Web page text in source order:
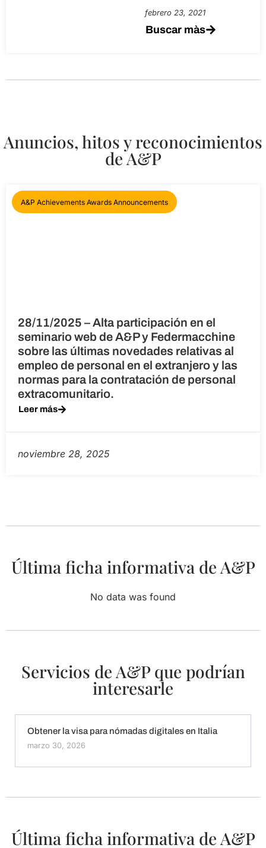
febrero 23, 2021
Buscar màs
Anuncios, hitos y reconocimientos
de A&P
A&P Achievements Awards Announcements
28/11/2025 – Alta participación en el
seminario web de A&P y Federmacchine
sobre las últimas novedades relativas al
empleo de personal en el extranjero y las
normas para la contratación de personal
extracomunitario.
Leer más
noviembre 28, 2025
Última ficha informativa de A&P
No data was found
Servicios de A&P que podrían
interesarle
Obtener la visa para nómadas digitales en Italia
marzo 30, 2026
Última ficha informativa de A&P